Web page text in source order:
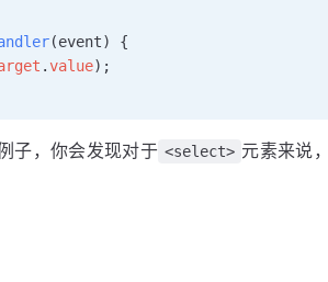
(event) {
.value);
子，你会发现对于 <select> 元素来说，